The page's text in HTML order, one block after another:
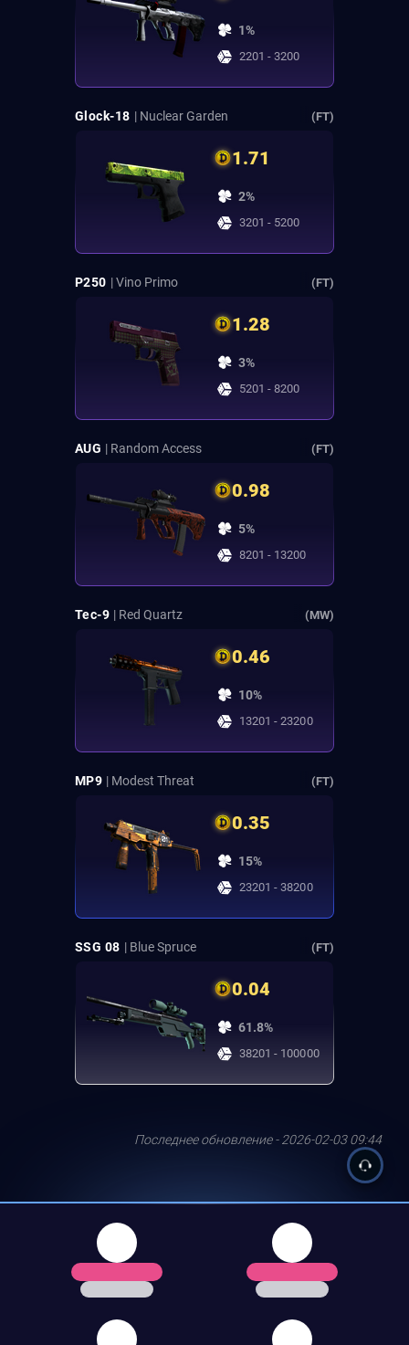
1%
2201 - 3200
Glock-18 | Nuclear Garden (FT)
1.71
2%
3201 - 5200
P250 | Vino Primo (FT)
1.28
3%
5201 - 8200
AUG | Random Access (FT)
0.98
5%
8201 - 13200
Tec-9 | Red Quartz (MW)
0.46
10%
13201 - 23200
MP9 | Modest Threat (FT)
0.35
15%
23201 - 38200
SSG 08 | Blue Spruce (FT)
0.04
61.8%
38201 - 100000
Последнее обновление - 2026-02-03 09:44